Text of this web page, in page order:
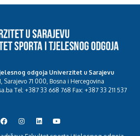
odgoja Univerzitet u Sarajevu
Sarajevo 71 000, Bosna i Hercegovina
Tel: +387 33 668 768 Fax: +387 33 211 537